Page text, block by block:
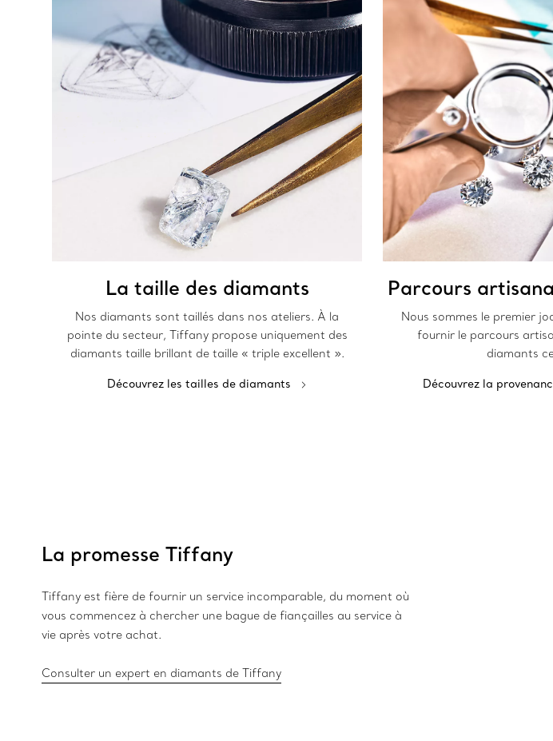
La taille des diamants
Nos diamants sont taillés dans nos ateliers. À la
pointe du secteur, Tiffany propose uniquement des
diamants taille brillant de taille « triple excellent ».
Découvrez les tailles de diamants
Parcours
Nous sommes le premier
fournir le parcours
diamants
Découvrez la
La promesse Tiffany
Tiffany est fière de fournir un service incomparable, du moment où
vous commencez à chercher une bague de fiançailles au service à
vie après votre achat.
Consulter un expert en diamants de Tiffany